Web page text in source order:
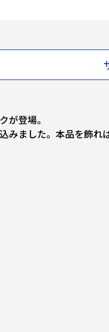
が登場。
ました。本品を飾